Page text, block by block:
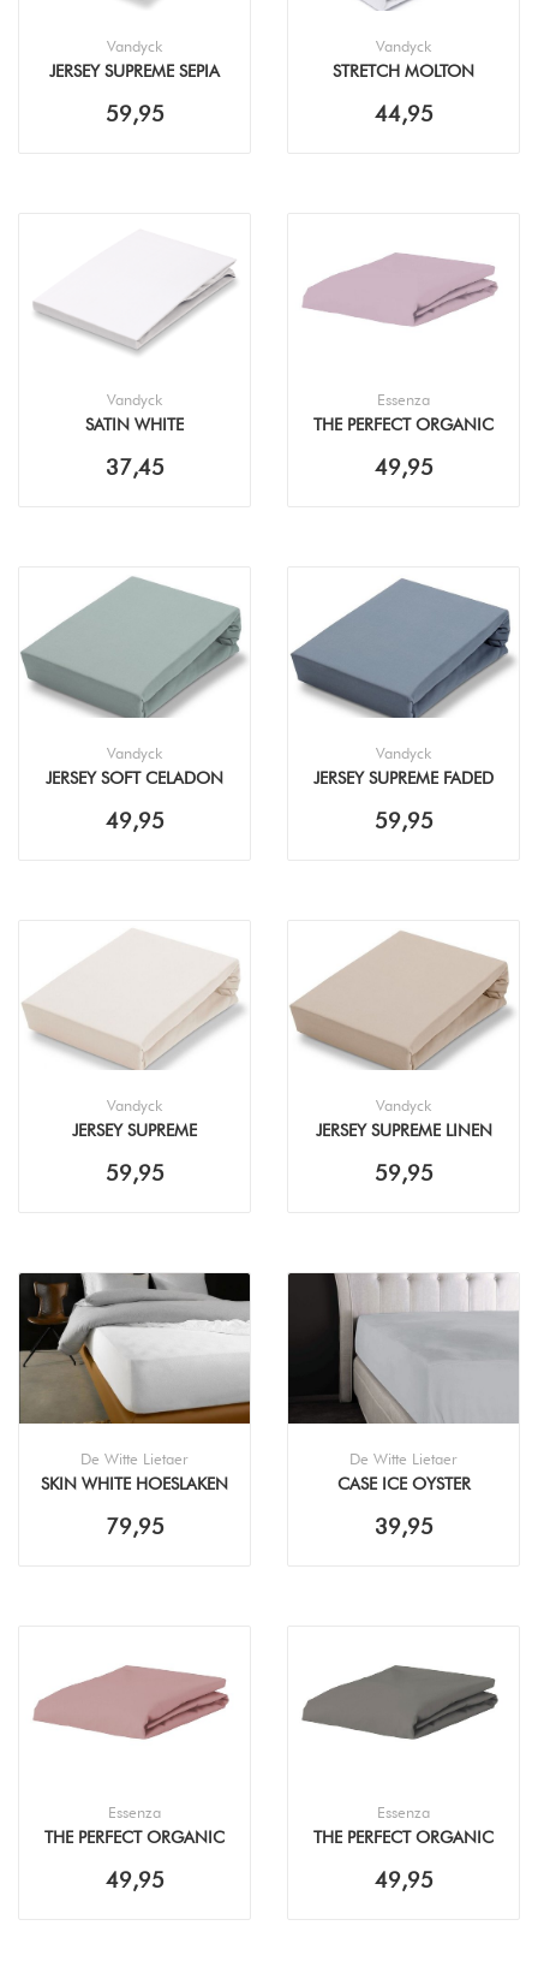
Vandyck
JERSEY SUPREME SEPIA
59,95
Vandyck
STRETCH MOLTON
44,95
Vandyck
SATIN WHITE
37,45
Essenza
THE PERFECT ORGANIC
49,95
Vandyck
JERSEY SOFT CELADON
49,95
Vandyck
JERSEY SUPREME FADED
59,95
Vandyck
JERSEY SUPREME
HOESLAKEN
59,95
Vandyck
JERSEY SUPREME LINEN
59,95
De Witte Lietaer
SKIN WHITE HOESLAKEN
79,95
De Witte Lietaer
CASE ICE OYSTER
39,95
Essenza
THE PERFECT ORGANIC
HOESLAKEN
49,95
Essenza
THE PERFECT ORGANIC
HOESLAKEN
49,95